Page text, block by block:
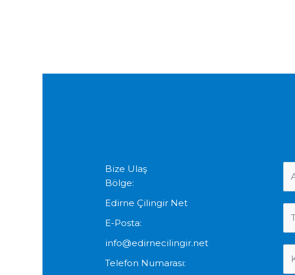
Bize Ulaş
Bölge:
Edirne Çilingir Net
E-Posta:
info@edirnecilingir.net
Telefon Numarası: